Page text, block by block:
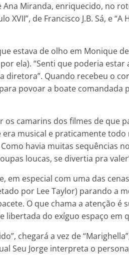
Ana Miranda, enriquecido, no
XVII”, de Francisco J.B. Sá, e
estava de olho em Monique
ela). “Senti que poderia
Quando recebeu o
povoar a boate comandada
os camarins dos filmes de que
era musical e praticamente
havia muitas sequências
loucas, se divertia pra
em especial com uma das
por Lee Taylor) parando a
O que chama a atenção é
libertada do exíguo espaço em
chegará a vez de
Seu Jorge interpreta o